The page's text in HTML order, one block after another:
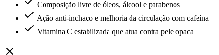
Composição livre de óleos, álcool e parabenos
Ação anti-inchaço e melhoria da circulação com cafeína
Vitamina C estabilizada que atua contra pele opaca